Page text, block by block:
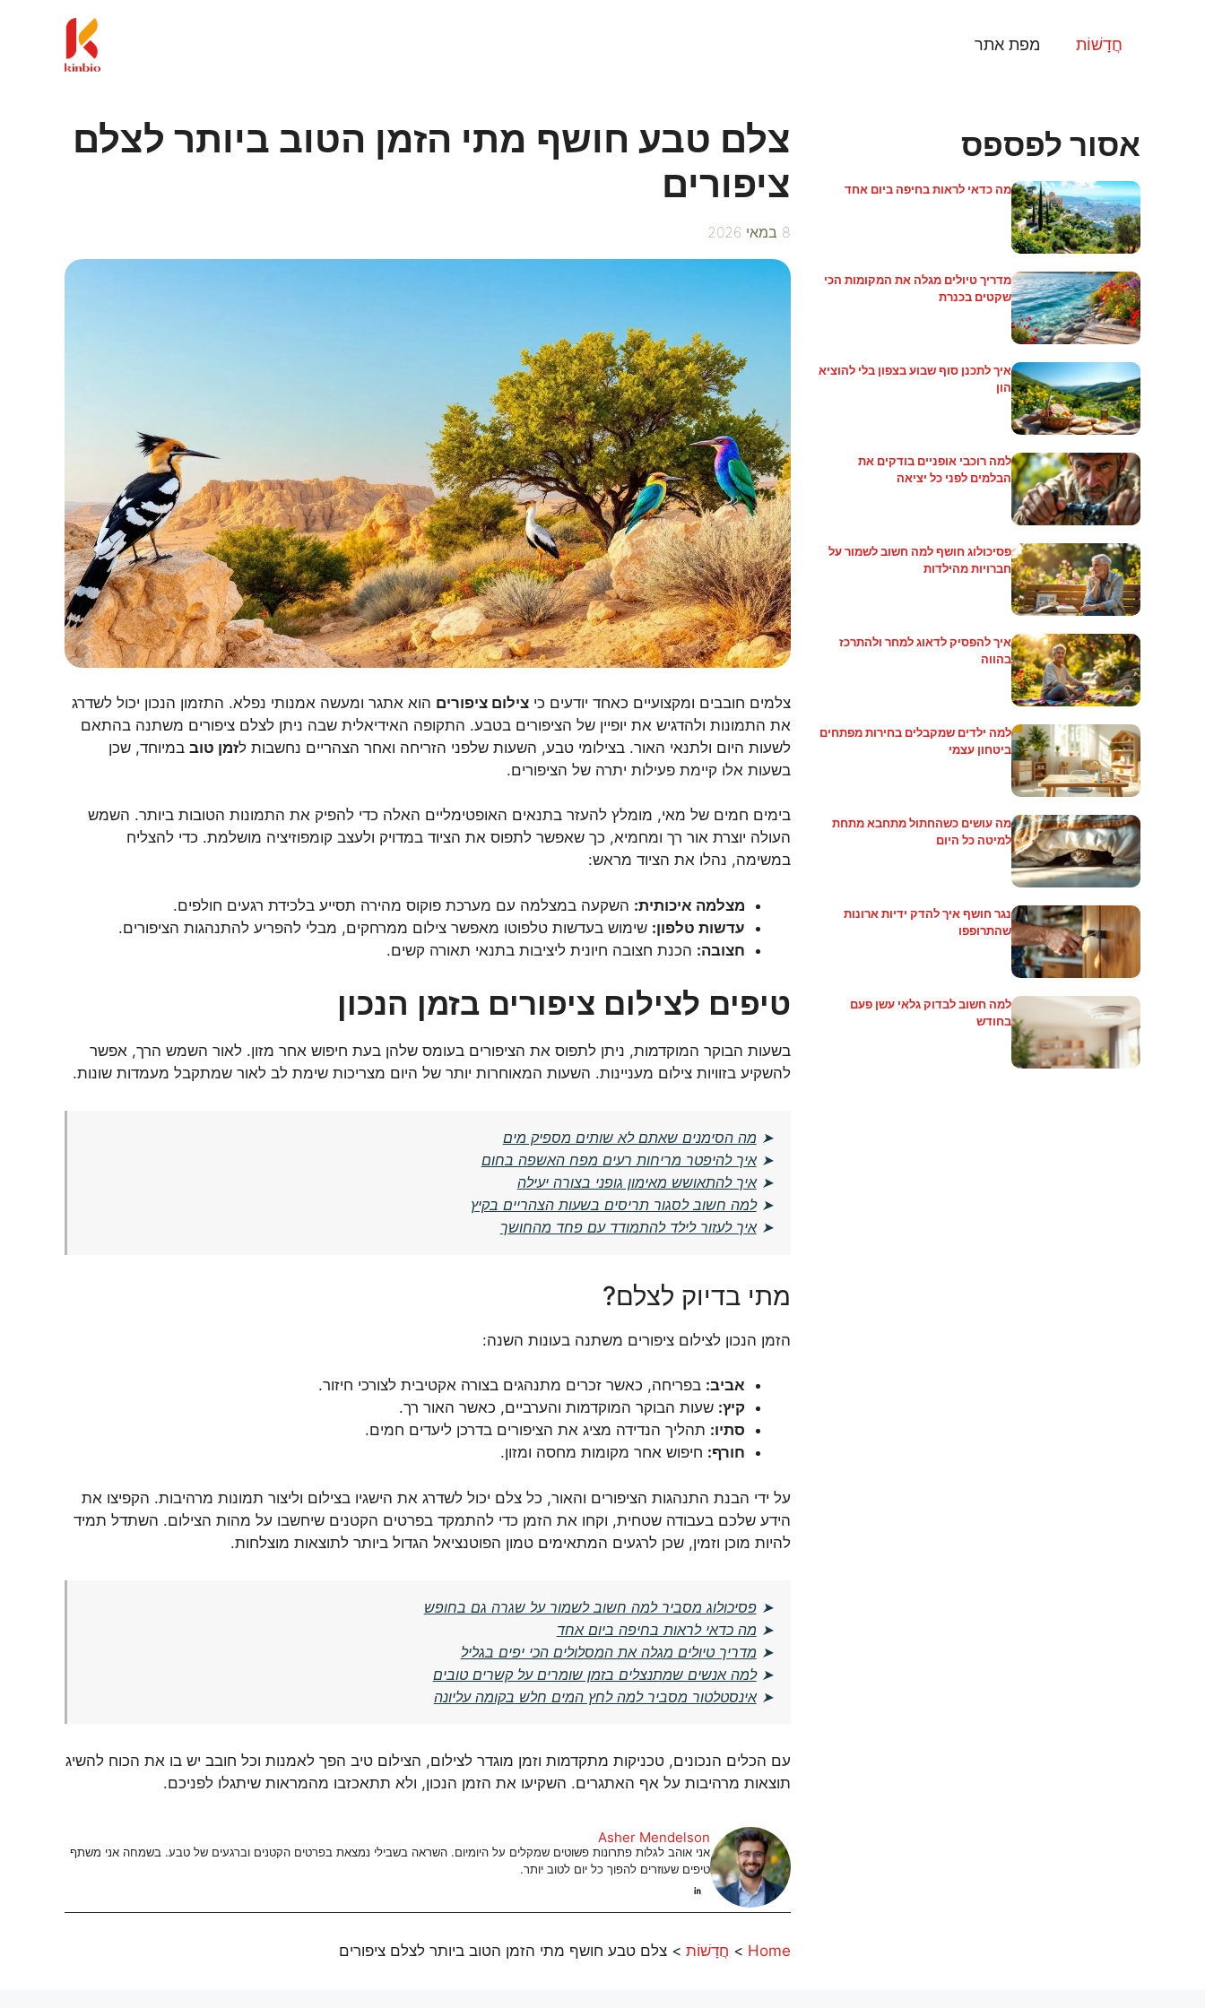
חֲדָשׁוֹת מפת אתר
צלם טבע חושף מתי הזמן הטוב ביותר לצלם
ציפורים
8 במאי 2026
צלמים חובבים ומקצועיים כאחד יודעים כי צילום ציפורים הוא אתגר ומעשה אמנותי נפלא. התזמון הנכון יכול לשדרג
את התמונות ולהדגיש את יופיין של הציפורים בטבע. התקופה האידיאלית שבה ניתן לצלם ציפורים משתנה בהתאם
לשעות היום ולתנאי האור. בצילומי טבע, השעות שלפני הזריחה ואחר הצהריים נחשבות לזמן טוב במיוחד, שכן
בשעות אלו קיימת פעילות יתרה של הציפורים.
בימים חמים של מאי, מומלץ להעזר בתנאים האופטימליים האלה כדי להפיק את התמונות הטובות ביותר. השמש
העולה יוצרת אור רך ומחמיא, כך שאפשר לתפוס את הציוד במדויק ולעצב קומפוזיציה מושלמת. כדי להצליח
במשימה, נהלו את הציוד מראש:
מצלמה איכותית: השקעה במצלמה עם מערכת פוקוס מהירה תסייע בלכידת רגעים חולפים.
עדשות טלפון: שימוש בעדשות טלפוטו מאפשר צילום ממרחקים, מבלי להפריע להתנהגות הציפורים.
חצובה: הכנת חצובה חיונית ליציבות בתנאי תאורה קשים.
טיפים לצילום ציפורים בזמן הנכון
בשעות הבוקר המוקדמות, ניתן לתפוס את הציפורים בעומס שלהן בעת חיפוש אחר מזון. לאור השמש הרך, אפשר
להשקיע בזוויות צילום מעניינות. השעות המאוחרות יותר של היום מצריכות שימת לב לאור שמתקבל מעמדות שונות.
➤ מה הסימנים שאתם לא שותים מספיק מים
➤איך להיפטר מריחות רעים מפח האשפה בחום
➤איך להתאושש מאימון גופני בצורה יעילה
➤למה חשוב לסגור תריסים בשעות הצהריים בקיץ
➤איך לעזור לילד להתמודד עם פחד מהחושך
מתי בדיוק לצלם?
הזמן הנכון לצילום ציפורים משתנה בעונות השנה:
אביב: בפריחה, כאשר זכרים מתנהגים בצורה אקטיבית לצורכי חיזור.
קיץ: שעות הבוקר המוקדמות והערביים, כאשר האור רך.
סתיו: תהליך הנדידה מציג את הציפורים בדרכן ליעדים חמים.
חורף: חיפוש אחר מקומות מחסה ומזון.
על ידי הבנת התנהגות הציפורים והאור, כל צלם יכול לשדרג את הישגיו בצילום וליצור תמונות מרהיבות. הקפיצו את
הידע שלכם בעבודה שטחית, וקחו את הזמן כדי להתמקד בפרטים הקטנים שיחשבו על מהות הצילום. השתדל תמיד
להיות מוכן וזמין, שכן לרגעים המתאימים טמון הפוטנציאל הגדול ביותר לתוצאות מוצלחות.
➤פסיכולוג מסביר למה חשוב לשמור על שגרה גם בחופש
➤ מה כדאי לראות בחיפה ביום אחד
➤ מדריך טיולים מגלה את המסלולים הכי יפים בגליל
➤למה אנשים שמתנצלים בזמן שומרים על קשרים טובים
➤אינסטלטור מסביר למה לחץ המים חלש בקומה עליונה
עם הכלים הנכונים, טכניקות מתקדמות וזמן מוגדר לצילום, הצילום טיב הפך לאמנות וכל חובב יש בו את הכוח להשיג
תוצאות מרהיבות על אף האתגרים. השקיעו את הזמן הנכון, ולא תתאכזבו מהמראות שיתגלו לפניכם.
Asher Mendelson
אני אוהב לגלות פתרונות פשוטים שמקלים על היומיום. השראה בשבילי נמצאת בפרטים הקטנים וברגעים של טבע. בשמחה אני משתף
טיפים שעוזרים להפוך כל יום לטוב יותר.
Home
> חֲדָשׁוֹת > צלם טבע חושף מתי הזמן הטוב ביותר לצלם ציפורים
אסור לפספס
מה כדאי לראות בחיפה ביום אחד
מדריך טיולים מגלה את המקומות הכי
שקטים בכנרת
איך לתכנן סוף שבוע בצפון בלי להוציא
הון
למה רוכבי אופניים בודקים את
הבלמים לפני כל יציאה
פסיכולוג חושף למה חשוב לשמור על
חברויות מהילדות
איך להפסיק לדאוג למחר ולהתרכז
בהווה
למה ילדים שמקבלים בחירות מפתחים
ביטחון עצמי
מה עושים כשהחתול מתחבא מתחת
למיטה כל היום
נגר חושף איך להדק ידיות ארונות
שהתרופפו
למה חשוב לבדוק גלאי עשן פעם
בחודש